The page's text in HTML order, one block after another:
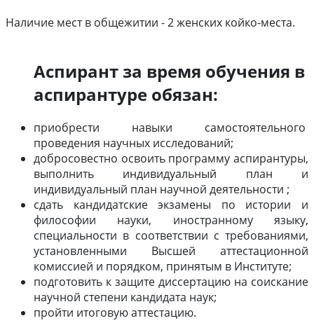
Наличие мест в общежитии - 2 женских койко-места.
Аспирант за время обучения в
аспирантуре обязан:
приобрести навыки самостоятельного
проведения научных исследований;
добросовестно освоить программу аспирантуры,
выполнить индивидуальный план и
индивидуальный план научной деятельности ;
сдать кандидатские экзамены по истории и
философии науки, иностранному языку,
специальности в соответствии с требованиями,
установленными Высшей аттестационной
комиссией и порядком, принятым в Институте;
подготовить к защите диссертацию на соискание
научной степени кандидата наук;
пройти итоговую аттестацию.